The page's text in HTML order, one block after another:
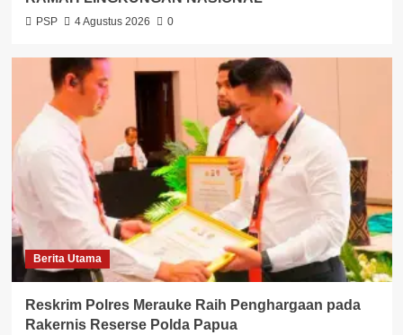
PSP 4 Agustus 2026 0
Berita Utama
Reskrim Polres Merauke Raih Penghargaan pada
Rakernis Reserse Polda Papua